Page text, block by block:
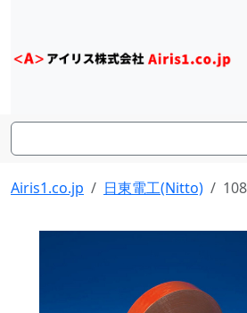
Airis1.co.jp 日東電工(Nitto)